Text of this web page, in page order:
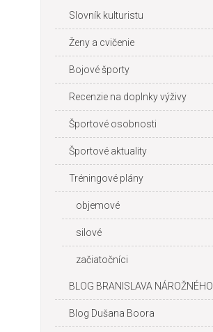
Slovník kulturistu
Ženy a cvičenie
Bojové športy
Recenzie na doplnky výživy
Športové osobnosti
Športové aktuality
Tréningové plány
objemové
silové
začiatočníci
BLOG BRANISLAVA NÁROŽNÉHO
Blog Dušana Boora